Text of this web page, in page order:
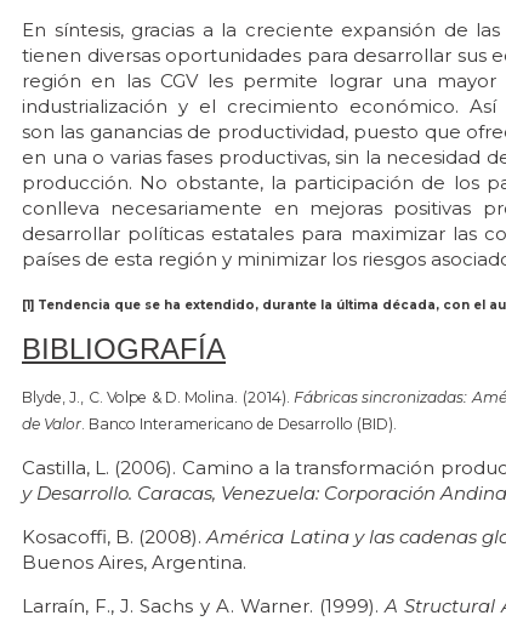
En síntesis, gracias a la creciente expansión de
tienen diversas oportunidades para desarrollar sus
región en las CGV les permite lograr una
industrialización y el crecimiento económico.
son las ganancias de productividad, puesto que
en una o varias fases productivas, sin la necesidad
producción. No obstante, la participación de los
conlleva necesariamente en mejoras positivas
desarrollar políticas estatales para maximizar las
países de esta región y minimizar los riesgos
[1] Tendencia que se ha extendido, durante la última década, con el
BIBLIOGRAFÍA
Blyde, J., C. Volpe & D. Molina. (2014).Fábricas sincronizadas:
de Valor. Banco Interamericano de Desarrollo (BID).
Castilla, L. (2006). Camino a la transformación
y Desarrollo. Caracas, Venezuela: Corporación
Kosacoffi, B. (2008).América Latina y las cadenas
Buenos Aires, Argentina.
Larraín, F., J. Sachs y A. Warner. (1999).A Structural